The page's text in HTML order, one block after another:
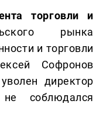
торговли и
рынка
и торговли
Софронов
директор
соблюдался